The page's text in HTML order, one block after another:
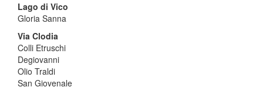
Lago di Vico
Gloria Sanna
Via Clodia
Colli Etruschi
Degiovanni
Olio Traldi
San Giovenale